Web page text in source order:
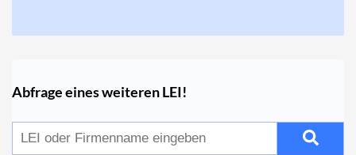
Abfrage eines weiteren LEI!